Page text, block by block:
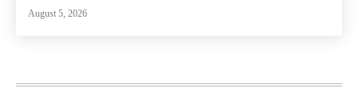
August 5, 2026